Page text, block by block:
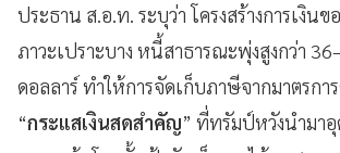
ประธาน ส.อ.ท. ระบุว่า โครงสร้างการเงินข
ภาวะเปราะบาง หนี้สาธารณะพุ่งสูงกว่า
ดอลลาร์ ทำให้การจัดเก็บภาษีจากมาตรกา
“กระแสเงินสดสำคัญ” ที่ทรัมป์หวังนำมาอุ